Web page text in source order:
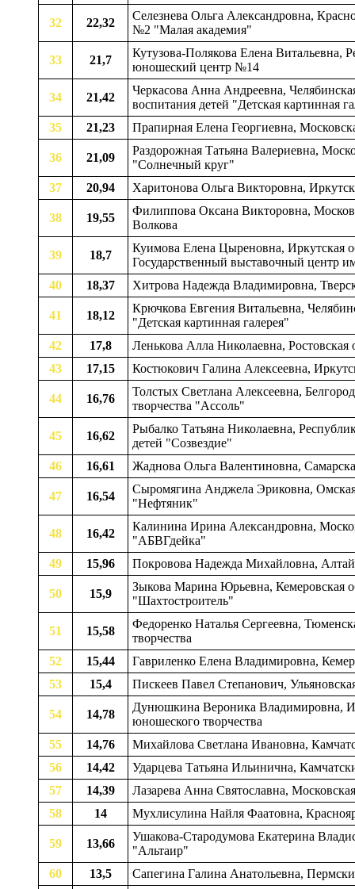
32 22,32
Селезнева Ольга Александровна,
№2 "Малая академия"
33 21,7
Кутузова-Полякова Елена Витальевна,
юношеский центр №14
34 21,42
Черкасова Анна Андреевна,
воспитания детей "Детская картинная
35
21,23 Прапирная Елена Георгиевна,
36 21,09
Раздорожная Татьяна Валериевна,
"Солнечный круг"
37
20,94 Харитонова Ольга Викторовна,
38 19,55
Филиппова Оксана Викторовна,
Волкова
39 18,7
Куимова Елена Цыреновна,
Государственный выставочный центр
40
18,37 Хитрова Надежда Владимировна,
41 18,12
Крючкова Евгения Витальевна,
"Детская картинная галерея"
42
17,8
Ленькова Алла Николаевна, Ростовская
43
17,15 Костюкович Галина Алексеевна,
44 16,76
Толстых Светлана Алексеевна,
творчества "Ассоль"
45 16,62
Рыбалко Татьяна Николаевна,
детей "Созвездие"
46
16,61 Жаднова Ольга Валентиновна,
47 16,54
Сыромягина Анджела Эриковна, Омская
"Нефтяник"
48 16,42
Калинина Ирина Александровна,
"АБВГдейка"
49
15,96 Покровова Надежда Михайловна,
50 15,9
Зыкова Марина Юрьевна, Кемеровская
"Шахтостроитель"
51 15,58
Федоренко Наталья Сергеевна,
творчества
52
15,44
Гавриленко Елена Владимировна,
53
15,4 Пискеев Павел Степанович,
54 14,78
Дунюшкина Вероника Владимировна,
юношеского творчества
55
14,76
Михайлова Светлана Ивановна,
56
14,42
Ударцева Татьяна Ильинична,
57
14,39
Лазарева Анна Святославна,
58
14 Мухлисулина Найля Фаатовна,
59 13,66
Ушакова-Стародумова Екатерина
"Альтаир"
60
13,5 Сапегина Галина Анатольевна,